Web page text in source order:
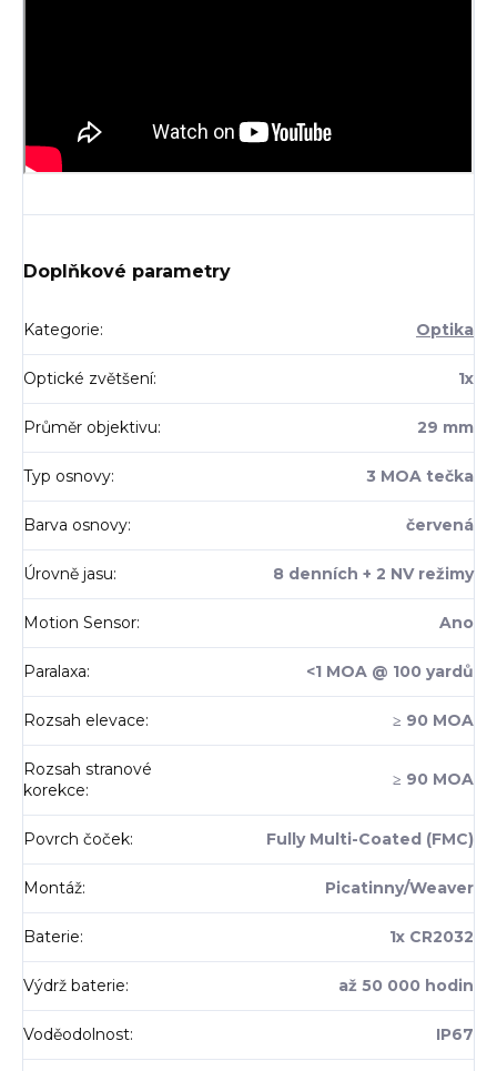
Doplňkové parametry
Kategorie: Optika
Optické zvětšení: 1x
Průměr objektivu: 29 mm
Typ osnovy: 3 MOA tečka
Barva osnovy: červená
Úrovně jasu: 8 denních + 2 NV režimy
Motion Sensor: Ano
Paralaxa: <1 MOA @ 100 yardů
Rozsah elevace: ≥ 90 MOA
Rozsah stranové
korekce:
≥ 90 MOA
Povrch čoček: Fully Multi-Coated (FMC)
Montáž: Picatinny/Weaver
Baterie: 1x CR2032
Výdrž baterie: až 50 000 hodin
Voděodolnost: IP67